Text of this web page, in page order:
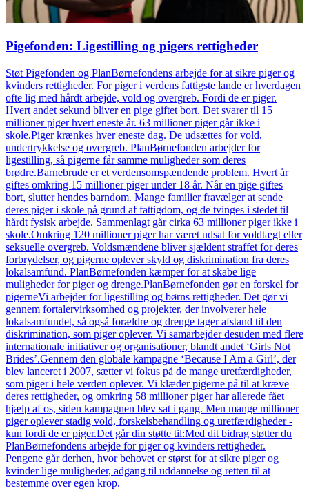
Pigefonden: Ligestilling og pigers rettigheder
Støt Pigefonden og PlanBørnefondens arbejde for at sikre piger og
kvinders rettigheder. For piger i verdens fattigste lande er hverdagen
ofte lig med hårdt arbejde, vold og overgreb. Fordi de er piger.
Hvert andet sekund bliver en pige giftet bort. Det svarer til 15
millioner piger hvert eneste år. 63 millioner piger går ikke i
skole.Piger krænkes hver eneste dag. De udsættes for vold,
undertrykkelse og overgreb. PlanBørnefonden arbejder for
ligestilling, så pigerne får samme muligheder som deres
brødre.Barnebrude er et verdensomspændende problem. Hvert år
giftes omkring 15 millioner piger under 18 år. Når en pige giftes
bort, slutter hendes barndom. Mange familier fravælger at sende
deres piger i skole på grund af fattigdom, og de tvinges i stedet til
hårdt fysisk arbejde. Sammenlagt går cirka 63 millioner piger ikke i
skole.Omkring 120 millioner piger har været udsat for voldtægt eller
seksuelle overgreb. Voldsmændene bliver sjældent straffet for deres
forbrydelser, og pigerne oplever skyld og diskrimination fra deres
lokalsamfund. PlanBørnefonden kæmper for at skabe lige
muligheder for piger og drenge.PlanBørnefonden gør en forskel for
pigerneVi arbejder for ligestilling og børns rettigheder. Det gør vi
gennem fortalervirksomhed og projekter, der involverer hele
lokalsamfundet, så også forældre og drenge tager afstand til den
diskrimination, som piger oplever. Vi samarbejder desuden med flere
internationale initiativer og organisationer, blandt andet ‘Girls Not
Brides’.Gennem den globale kampagne ‘Because I Am a Girl’, der
blev lanceret i 2007, sætter vi fokus på de mange uretfærdigheder,
som piger i hele verden oplever. Vi klæder pigerne på til at kræve
deres rettigheder, og omkring 58 millioner piger har allerede fået
hjælp af os, siden kampagnen blev sat i gang. Men mange millioner
piger oplever stadig vold, forskelsbehandling og uretfærdigheder -
kun fordi de er piger.Det går din støtte til:Med dit bidrag støtter du
PlanBørnefondens arbejde for piger og kvinders rettigheder.
Pengene går derhen, hvor behovet er størst for at sikre piger og
kvinder lige muligheder, adgang til uddannelse og retten til at
bestemme over egen krop.